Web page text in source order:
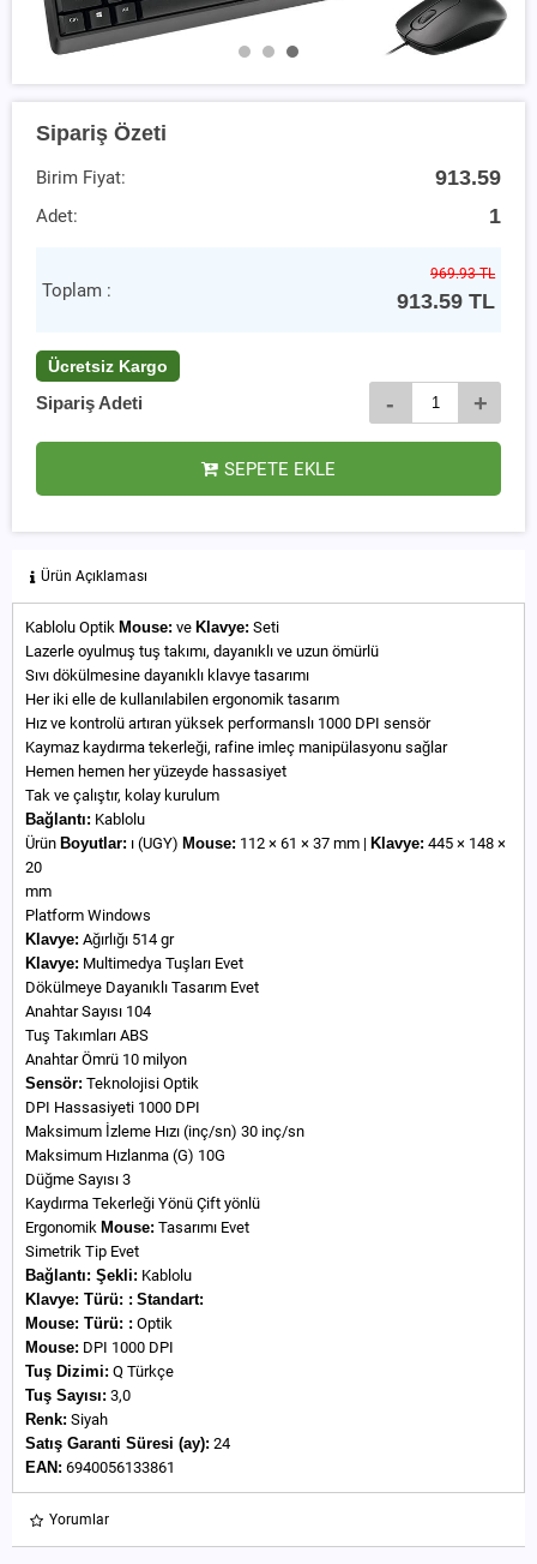
Sipariş Özeti
Birim Fiyat: 913.59
Adet: 1
Toplam :
969.93 TL
913.59 TL
Ücretsiz Kargo
Sipariş Adeti - +
SEPETE EKLE
Ürün Açıklaması
Kablolu Optik Mouse: ve Klavye: Seti
Lazerle oyulmuş tuş takımı, dayanıklı ve uzun ömürlü
Sıvı dökülmesine dayanıklı klavye tasarımı
Her iki elle de kullanılabilen ergonomik tasarım
Hız ve kontrolü artıran yüksek performanslı 1000 DPI sensör
Kaymaz kaydırma tekerleği, rafine imleç manipülasyonu sağlar
Hemen hemen her yüzeyde hassasiyet
Tak ve çalıştır, kolay kurulum
Bağlantı: Kablolu
Ürün Boyutlar: ı (UGY) Mouse: 112 × 61 × 37 mm | Klavye: 445 × 148 ×
20
mm
Platform Windows
Klavye: Ağırlığı 514 gr
Klavye: Multimedya Tuşları Evet
Dökülmeye Dayanıklı Tasarım Evet
Anahtar Sayısı 104
Tuş Takımları ABS
Anahtar Ömrü 10 milyon
Sensör: Teknolojisi Optik
DPI Hassasiyeti 1000 DPI
Maksimum İzleme Hızı (inç/sn) 30 inç/sn
Maksimum Hızlanma (G) 10G
Düğme Sayısı 3
Kaydırma Tekerleği Yönü Çift yönlü
Ergonomik Mouse: Tasarımı Evet
Simetrik Tip Evet
Bağlantı: Şekli: Kablolu
Klavye: Türü: : Standart:
Mouse: Türü: : Optik
Mouse: DPI 1000 DPI
Tuş Dizimi: Q Türkçe
Tuş Sayısı: 3,0
Renk: Siyah
Satış Garanti Süresi (ay): 24
EAN: 6940056133861
Yorumlar